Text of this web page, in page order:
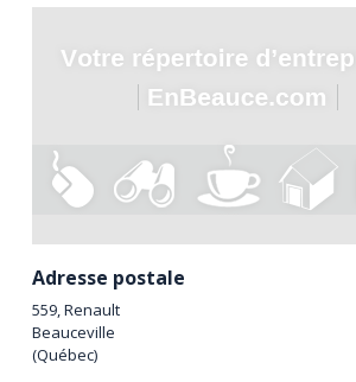
Adresse postale
559, Renault
Beauceville
(Québec)